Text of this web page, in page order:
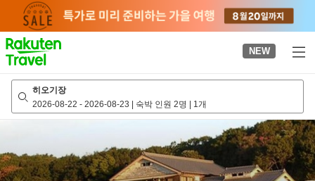
page
NEW
히오기장
2026-08-22 - 2026-08-23 | 숙박 인원 2명 | 1개